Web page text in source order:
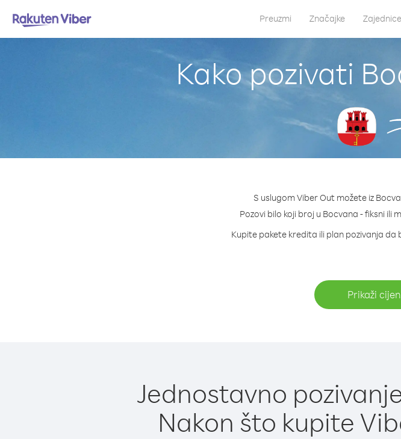
Preuzmi Značajke Zajednice
Kako pozivati
S uslugom Viber Out možete iz
Pozovi bilo koji broj u Bocvana - fiksni ili
Kupite pakete kredita ili plan pozivanja da
Prikaži
Jednostavno
Nakon što kupite